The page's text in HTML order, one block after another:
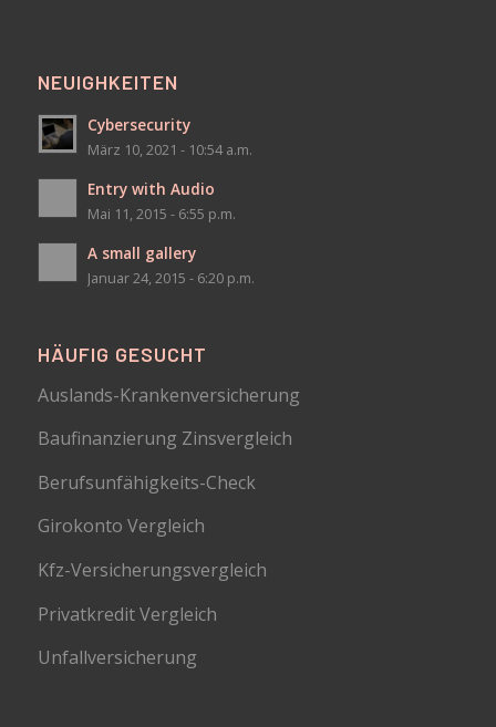
NEUIGHKEITEN
Cybersecurity
März 10, 2021 - 10:54 a.m.
Entry with Audio
Mai 11, 2015 - 6:55 p.m.
A small gallery
Januar 24, 2015 - 6:20 p.m.
HÄUFIG GESUCHT
Auslands-Krankenversicherung
Baufinanzierung Zinsvergleich
Berufsunfähigkeits-Check
Girokonto Vergleich
Kfz-Versicherungsvergleich
Privatkredit Vergleich
Unfallversicherung